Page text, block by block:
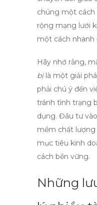
chúng một cách
rộng mạng lưới
một cách nhanh
Hãy nhớ rằng,
bịlà một giải
phải chú ý đến
tránh tình trạng
dụng. Đầu tư
mềm chất lượng
mục tiêu kinh
cách bền vững.
Những